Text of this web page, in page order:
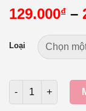
129.000₫ –
Loại
Số lượng